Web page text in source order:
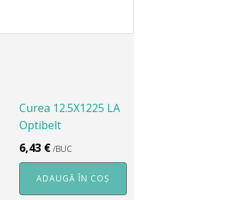
Curea 12.5X1225 LA
Optibelt
6,43 €/BUC
ADAUGĂ ÎN COȘ